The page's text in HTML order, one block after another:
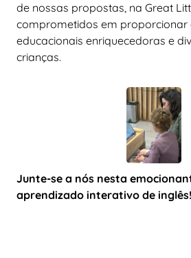
de nossas propostas, na Great
comprometidos em proporcionar
educacionais enriquecedoras e
crianças.
Junte-se a nós nesta
aprendizado interativo de inglês!